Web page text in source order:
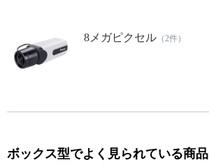
8メガピクセル （2件）
ボックス型でよく見られている商品